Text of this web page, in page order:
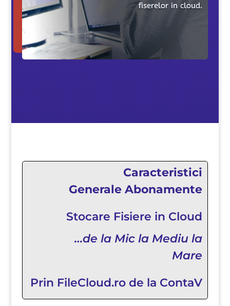
fiserelor in cloud.
Caracteristici
Generale Abonamente
Stocare Fisiere in Cloud
…de la Mic la Mediu la
Mare
Prin FileCloud.ro de la ContaV